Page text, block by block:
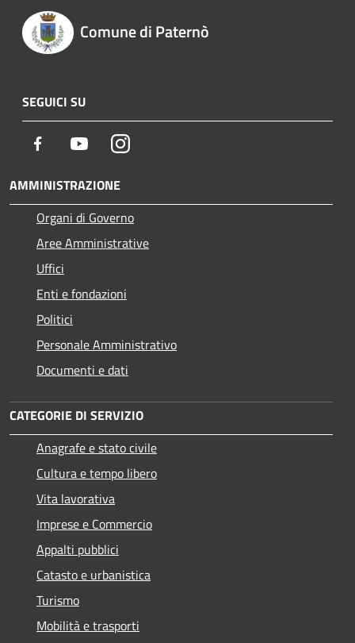
Comune di Paternò
SEGUICI SU
Facebook YoutubeInstagram
AMMINISTRAZIONE
Organi di Governo
Aree Amministrative
Uffici
Enti e fondazioni
Politici
Personale Amministrativo
Documenti e dati
CATEGORIE DI SERVIZIO
Anagrafe e stato civile
Cultura e tempo libero
Vita lavorativa
Imprese e Commercio
Appalti pubblici
Catasto e urbanistica
Turismo
Mobilità e trasporti